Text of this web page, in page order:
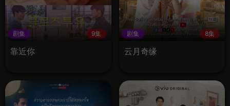
剧集 9集
靠近你
剧集 8集
云月奇缘